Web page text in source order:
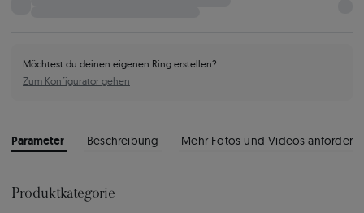
Möchtest du deinen eigenen Ring erstellen?
Zum Konfigurator gehen
Parameter Beschreibung Mehr Fotos und Videos anfordern
Produktkategorie